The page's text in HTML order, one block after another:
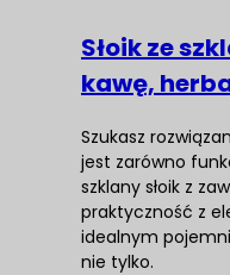
Słoik ze
kawę,
Szukasz
jest zarówno
szklany słoik z
praktyczność z
idealnym
nie tylko.